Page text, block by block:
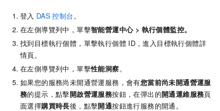
登入 DAS 控制台 。
在左側導覽列中，單擊智能營運中心> 執行個體監控。
找到目標執行個體，單擊執行個體 ID，進入目標執行個體詳
情頁。
在左側導覽列中，單擊性能洞察。
如果您的服務尚未開通營運服務，會有您當前尚未開通營運服
務的提示，點擊開啟營運服務按鈕，在彈出的開通運維服務頁
面選擇購買時長後，點擊開通按鈕進行服務的開通。